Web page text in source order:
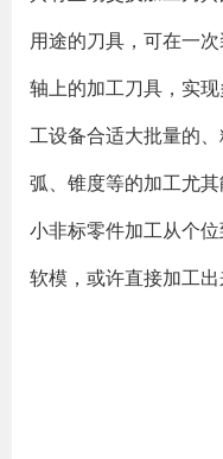
用途的刀具，可在一
轴上的加工刀具，实
工设备合适大批量的
弧、锥度等的加工尤
小非标零件加工从个
软模，或许直接加工出